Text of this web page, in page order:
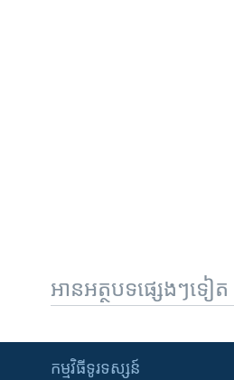
អានអត្ថបទផ្សេងៗទៀត
កម្មវិធី​ទូរទស្សន៍